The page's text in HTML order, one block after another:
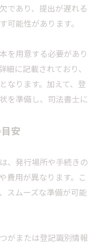
であり、提出が遅れる
可能性があります。
を用意する必要があり
細に記載されており、
なります。加えて、登
を準備し、司法書士に
安
、発行場所や手続きの
費用が異なります。こ
スムーズな準備が可能
がまたは登記識別情報